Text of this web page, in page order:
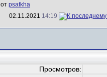
от psatkha
02.11.2021 14:19
Просмотров: